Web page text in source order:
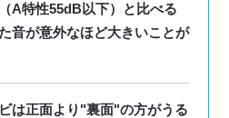
A特性55dB以下）と比べる
音が意外なほど大きいことが
は正面より"裏面"の方がうる